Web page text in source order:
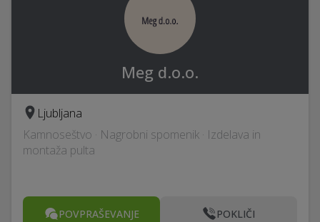
Meg d.o.o.
Ljubljana
Kamnoseštvo · Nagrobni spomenik · Izdelava in
montaža pulta
POVPRAŠEVANJE POKLIČI